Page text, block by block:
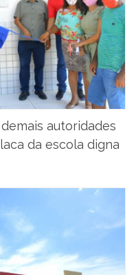
autoridades
da escola digna